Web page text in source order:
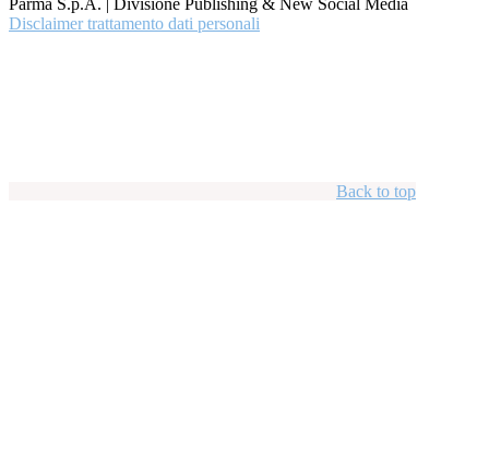
Disclaimer trattamento dati personali
Back to top